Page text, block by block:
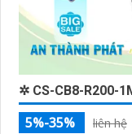
✲ CS-CB8-R200-
5%-35%
liên hệ